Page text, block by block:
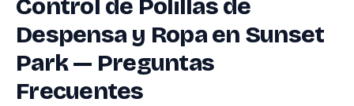
Control de Polillas de
Despensa y Ropa en Sunset
Park — Preguntas
Frecuentes